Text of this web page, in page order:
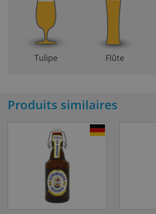
Tulipe Flûte
Produits similaires